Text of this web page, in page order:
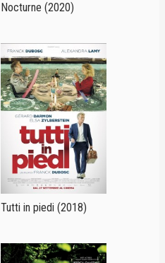
Nocturne (2020)
Tutti in piedi (2018)